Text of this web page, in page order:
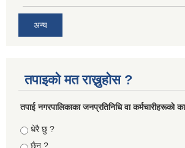
अन्य
तपाइको मत राख्नुहोस ?
तपा‌ई नगरपालिकाका जनप्रतिनिधि वा कर्मचारीहरूकाे
Choices
धेरै छु ?
छैन ?